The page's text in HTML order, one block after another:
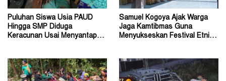
Puluhan Siswa Usia PAUD
Hingga SMP Diduga
Keracunan Usai Menyantap
Samuel Kogoya Ajak Warga
Jaga Kamtibmas Guna
Menyukseskan Festival Etnik